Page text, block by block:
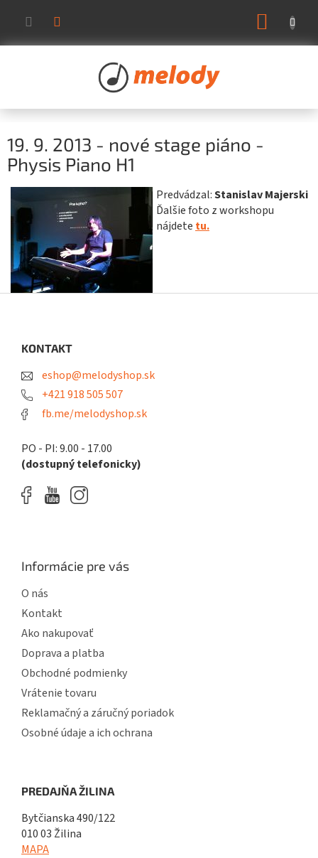
obsah
19. 9. 2013 - nové stage piáno -
Physis Piano H1
Predvádzal:Stanislav Majerski
Ďalšie foto z workshopu
nájdete tu.
KONTAKT
eshop@melodyshop.sk
+421 918 505 507
fb.me/melodyshop.sk
PO - PI: 9.00 - 17.00
(dostupný telefonicky)
Informácie pre vás
O nás
Kontakt
Ako nakupovať
Doprava a platba
Obchodné podmienky
Vrátenie tovaru
Reklamačný a záručný poriadok
Osobné údaje a ich ochrana
PREDAJŇA ŽILINA
Bytčianska 490/122
010 03 Žilina
MAPA